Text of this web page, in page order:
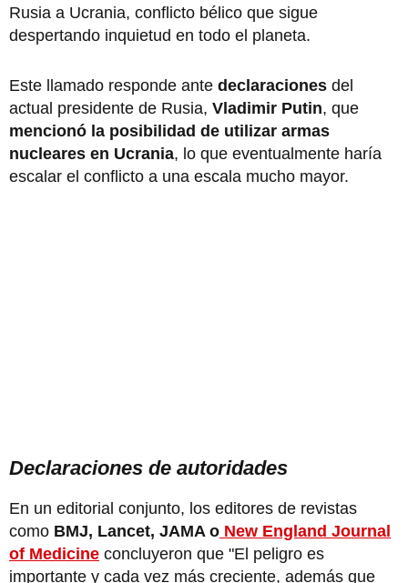
Rusia a Ucrania, conflicto bélico que sigue
despertando inquietud en todo el planeta.
Este llamado responde ante declaraciones del
actual presidente de Rusia, Vladimir Putin, que
mencionó la posibilidad de utilizar armas
nucleares en Ucrania, lo que eventualmente haría
escalar el conflicto a una escala mucho mayor.
Declaraciones de autoridades
En un editorial conjunto, los editores de revistas
como BMJ, Lancet, JAMA o New England Journal
of Medicine concluyeron que "El peligro es
importante y cada vez más creciente, además que